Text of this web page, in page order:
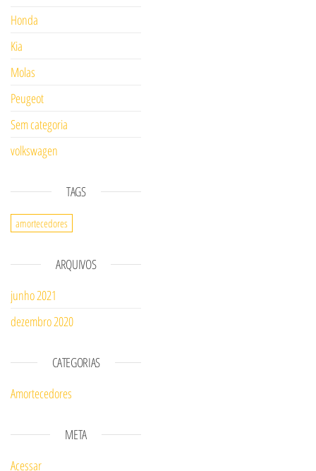
Honda
Kia
Molas
Peugeot
Sem categoria
volkswagen
TAGS
amortecedores
ARQUIVOS
junho 2021
dezembro 2020
CATEGORIAS
Amortecedores
META
Acessar